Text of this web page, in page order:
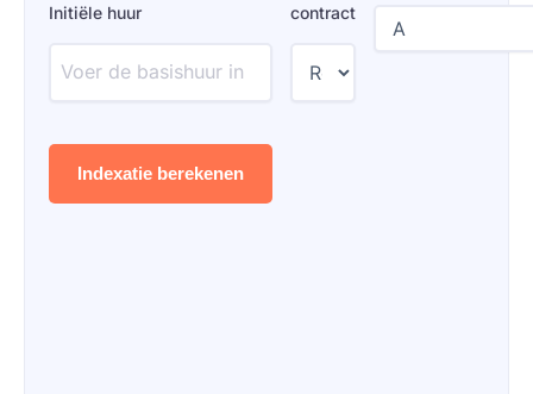
Initiële huur
contract